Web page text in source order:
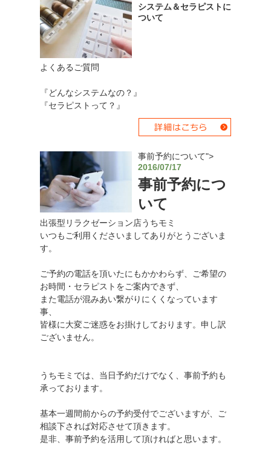
システム＆セラピストに
ついて
よくあるご質問
『どんなシステムなの？』
『セラピストって？』
事前予約について">
2016/07/17
事前予約につ
いて
出張型リラクゼーション店うちモミ
いつもご利用くださいましてありがとうございま
す。
ご予約の電話を頂いたにもかかわらず、ご希望の
お時間・セラピストをご案内できず、
また電話が混みあい繋がりにくくなっています
事、
皆様に大変ご迷惑をお掛けしております。申し訳
ございません。
うちモミでは、当日予約だけでなく、事前予約も
承っております。
基本一週間前からの予約受付でございますが、ご
相談下されば対応させて頂きます。
是非、事前予約を活用して頂ければと思います。